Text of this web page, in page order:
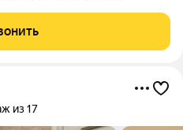
выполнен
из 17